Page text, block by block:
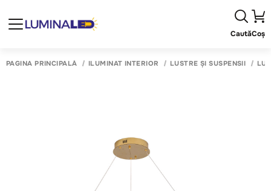
CautăCoș
PAGINA PRINCIPALĂ ILUMINAT INTERIOR LUSTRE ȘI SUSPENSII